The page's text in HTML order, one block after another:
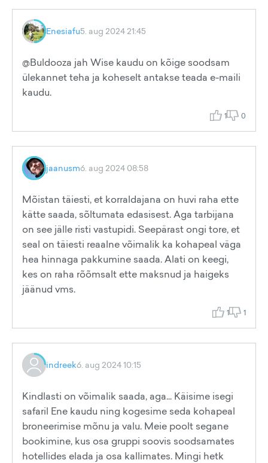
Enesiafu5. aug 2024 21:45
@Buldooza jah Wise kaudu on kõige soodsam
ülekannet teha ja koheselt antakse teada e-maili
kaudu.
1 0
jaanusm6. aug 2024 08:58
Mõistan täiesti, et korraldajana on huvi raha ette
kätte saada, sõltumata edasisest. Aga tarbijana
on see jälle risti vastupidi. Seepärast ongi tore, et
seal on täiesti reaalne võimalik ka kohapeal väga
hea hinnaga pakkumine saada. Alati on keegi,
kes on raha rõõmsalt ette maksnud ja haigeks
jäänud vms.
1 1
indreek6. aug 2024 10:15
Kindlasti on võimalik saada, aga... Käisime isegi
safaril Ene kaudu ning kogesime seda kohapeal
broneerimise mõnu ja valu. Meie poolt segane
bookimine, kus osa gruppi soovis soodsamates
hotellides elada ja osa kallimates. Mingi hetk